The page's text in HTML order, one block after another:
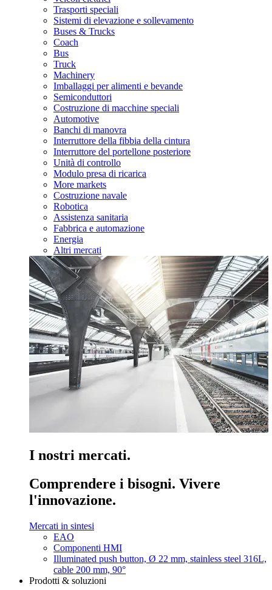
Trasporti speciali
Sistemi di elevazione e sollevamento
Buses & Trucks
Coach
Bus
Truck
Machinery
Imballaggi per alimenti e bevande
Semiconduttori
Costruzione di macchine speciali
Automotive
Banchi di manovra
Interruttore della fibbia della cintura
Interruttore del portellone posteriore
Unità di controllo
Modulo presa di ricarica
More markets
Costruzione navale
Robotica
Assistenza sanitaria
Fabbrica e automazione
Energia
Altri mercati
I nostri mercati.
Comprendere i bisogni. Vivere
l'innovazione.
Mercati in sintesi
EAO
Componenti HMI
Illuminated push button, Ø 22 mm, stainless steel 316L,
cable 200 mm, 90°
Prodotti & soluzioni